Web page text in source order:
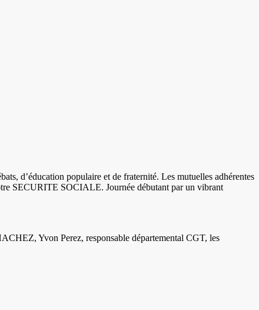
d’éducation populaire et de fraternité. Les mutuelles adhérentes
SECURITE SOCIALE. Journée débutant par un vibrant
Yvon Perez, responsable départemental CGT, les